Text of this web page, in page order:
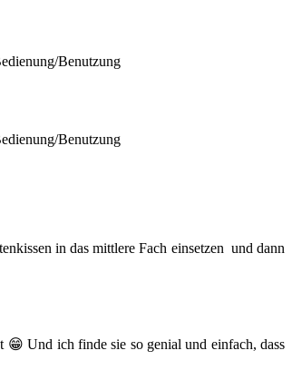
in das mittlere Fach einsetzen und dann
😁 Und ich finde sie so genial und einfach, dass